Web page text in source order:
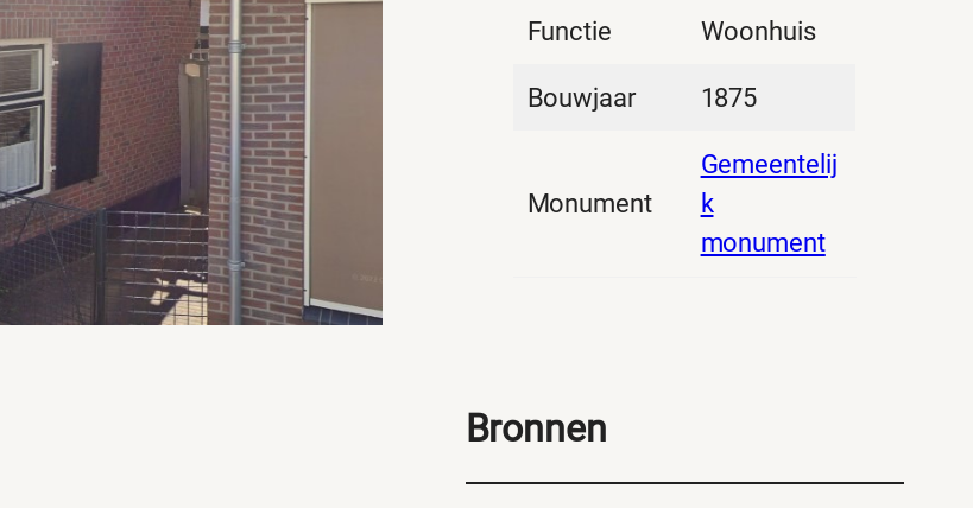
Functie Woonhuis
Bouwjaar 1875
Monument
Gemeentelij
k
monument
Bronnen